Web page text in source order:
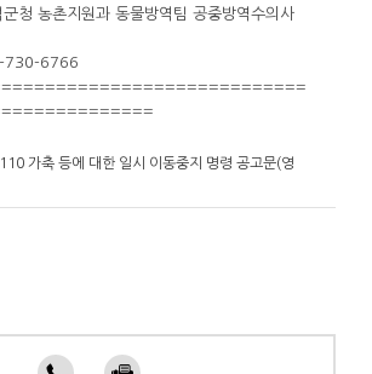
청 농촌지원과 동물방역팀 공중방역수의사
730-6766
가축 등에 대한 일시 이동중지 명령 공고문(영